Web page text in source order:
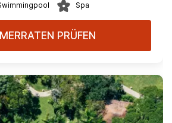
Spa
PRÜFEN